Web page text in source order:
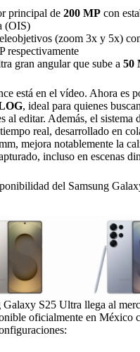
principal de 200 MP con
(OIS)
(zoom 3x y 5x)
respectivamente
gran angular que sube a 50
está en el vídeo. Ahora es
, ideal para quienes
al editar. Además, el sistema
real, desarrollado en
mejora notablemente la
incluso en escenas
del Samsung
Galaxy S25 Ultra llega al
oficialmente en México